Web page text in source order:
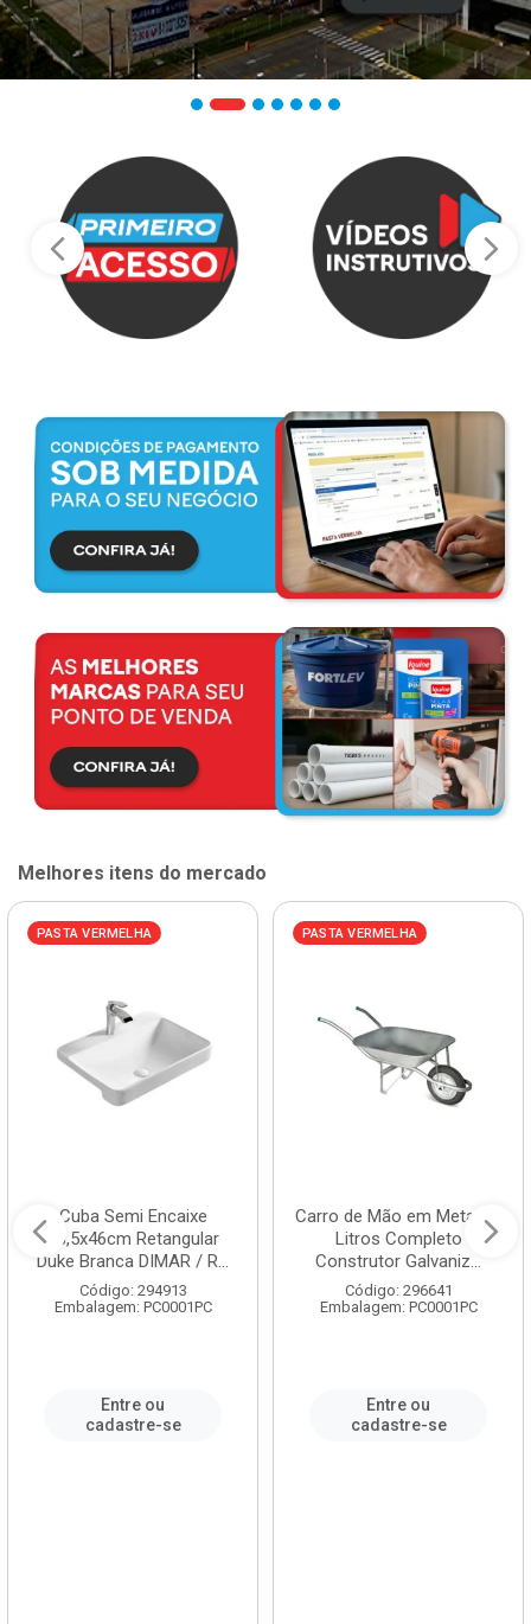
Melhores itens do mercado
PASTA VERMELHA
Cuba Semi Encaixe
58,5x46cm Retangular
Duke Branca DIMAR / R...
Código: 294913
Embalagem: PC0001PC
Entre ou
cadastre-se
PASTA VERMELHA
Carro de Mão em Metal 60
Litros Completo
Construtor Galvaniz...
Código: 296641
Embalagem: PC0001PC
Entre ou
cadastre-se